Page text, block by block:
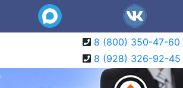
8 (800) 350-47-60
8 (928) 326-92-45